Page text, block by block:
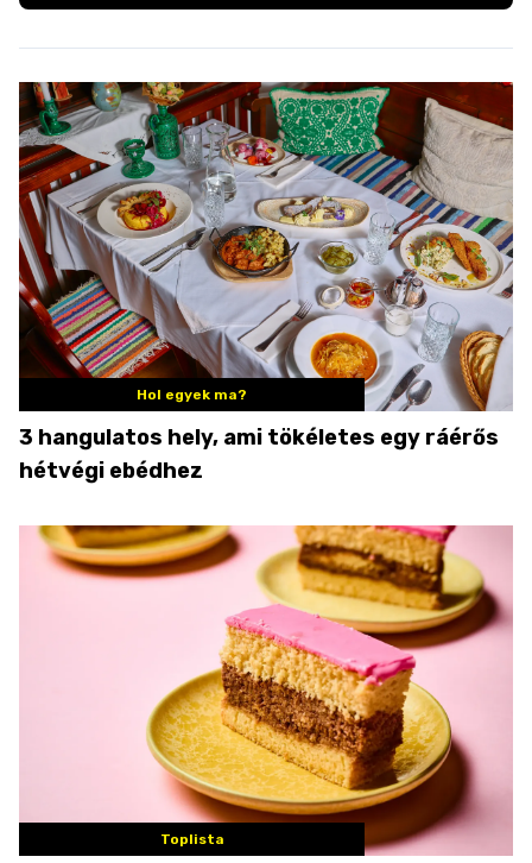
Hol egyek ma?
3 hangulatos hely, ami tökéletes egy ráérős
hétvégi ebédhez
Toplista